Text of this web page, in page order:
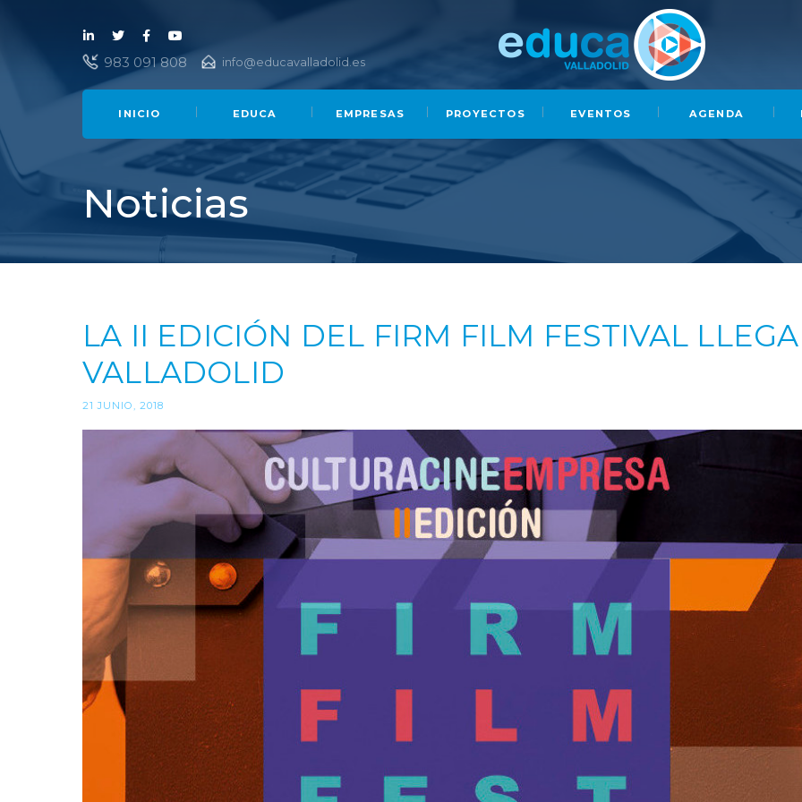
Lin
ked
in
Twi
tter
Fac
ebo
ok
You
e
983 091 808 info@educavalladolid.es
INICIO EDUCA EMPRESAS PROYECTOS EVENTOS AGENDA
Noticias
LA II EDICIÓN DEL FIRM FILM FESTIVAL
VALLADOLID
21 JUNIO, 2018